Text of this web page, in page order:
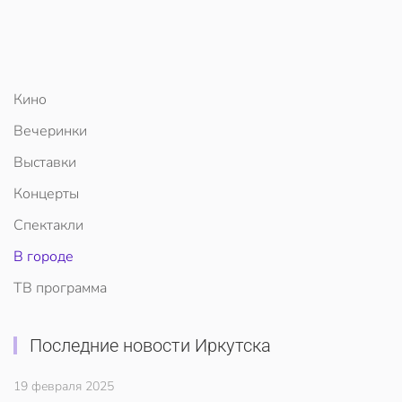
Кино
Вечеринки
Выставки
Концерты
Спектакли
В городе
ТВ программа
Последние новости Иркутска
19 февраля 2025